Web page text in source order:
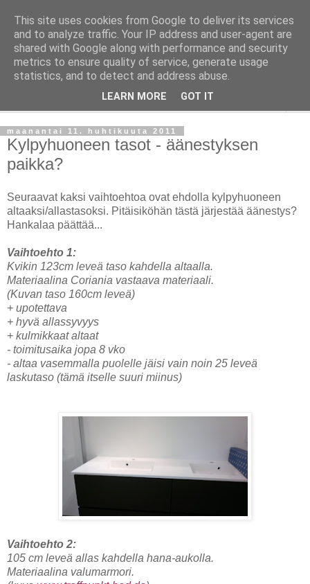
Taloja ja Toiveita
[ Sisustaa ] [ Remontoi ] [ Tuunaa ] [ Haaveilee ] [ Reissaa ]
maanantai 11. huhtikuuta 2011
Kylpyhuoneen tasot - äänestyksen
paikka?
Seuraavat kaksi vaihtoehtoa ovat ehdolla kylpyhuoneen
altaaksi/allastasoksi. Pitäisiköhän tästä järjestää äänestys?
Hankalaa päättää...
Vaihtoehto 1:
Kvikin 123cm leveä taso kahdella altaalla.
Materiaalina Coriania vastaava materiaali.
(Kuvan taso 160cm leveä)
+ upotettava
+ hyvä allassyvyys
+ kulmikkaat altaat
- toimitusaika jopa 8 vko
- altaa vasemmalla puolelle jäisi vain noin 25 leveä
laskutaso (tämä itselle suuri miinus)
Vaihtoehto 2:
105 cm leveä allas kahdella hana-aukolla.
Materiaalina valumarmori.
This site uses cookies from Google to deliver its services
and to analyze traffic. Your IP address and user-agent are
shared with Google along with performance and security
metrics to ensure quality of service, generate usage
statistics, and to detect and address abuse.
LEARN MORE GOT IT